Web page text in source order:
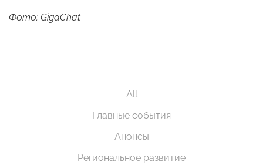
Фото: GigaChat
All
Главные события
Анонсы
Региональное развитие